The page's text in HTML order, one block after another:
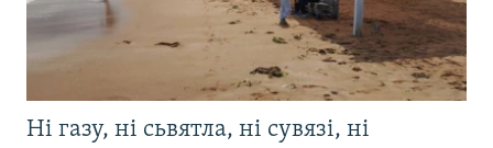
Ні газу, ні сьвятла, ні сувязі, ні